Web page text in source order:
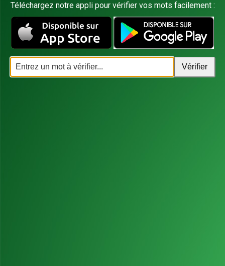
Téléchargez notre appli pour vérifier vos mots facilement :